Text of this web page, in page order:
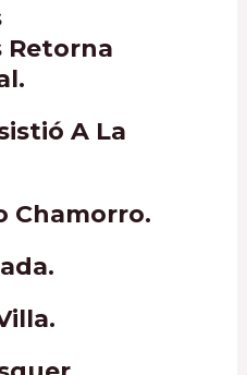
Retorna
A La
Chamorro.